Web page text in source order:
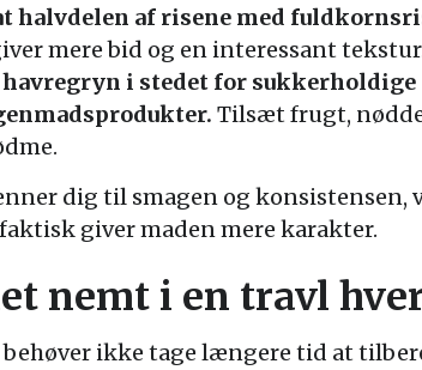
halvdelen af risene med
mere bid og en interessant
havregryn i stedet for sukkerholdige
Tilsæt frugt,
dig til smagen og konsistensen,
giver maden mere karakter.
nemt i en travl
ikke tage længere tid at